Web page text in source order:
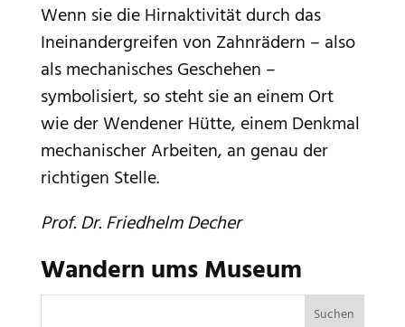
Wenn sie die Hirnaktivität durch das
Ineinandergreifen von Zahnrädern – also
als mechanisches Geschehen –
symbolisiert, so steht sie an einem Ort
wie der Wendener Hütte, einem Denkmal
mechanischer Arbeiten, an genau der
richtigen Stelle.
Prof. Dr. Friedhelm Decher
Wandern ums Museum